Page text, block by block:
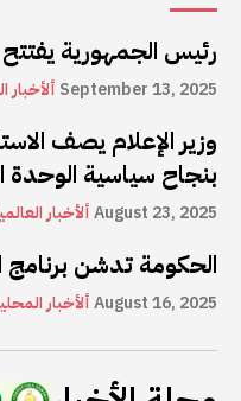
رئيس الجمهورية
ألأخبار September 13, 2025
وزير الإعلام يصف
بنجاح سياسية الوحدة
ألأخبارAugust 23, 2025
الحكومة تدشن برنامج
ألأخبارAugust 16, 2025